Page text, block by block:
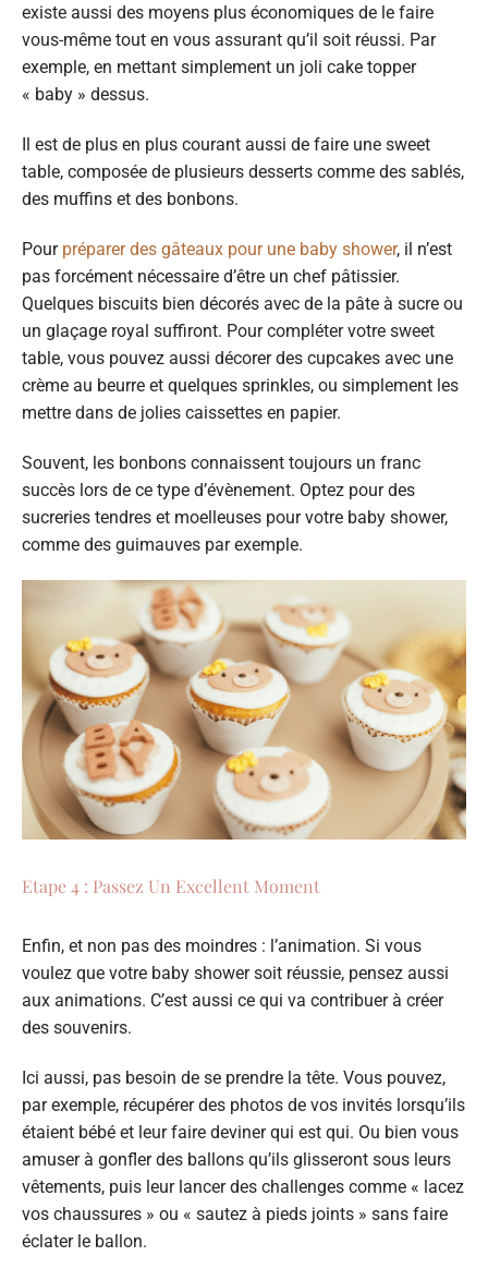
existe aussi des moyens plus économiques de le faire
vous-même tout en vous assurant qu’il soit réussi. Par
exemple, en mettant simplement un joli cake topper
« baby » dessus.
Il est de plus en plus courant aussi de faire une sweet
table, composée de plusieurs desserts comme des sablés,
des muffins et des bonbons.
Pour préparer des gâteaux pour une baby shower, il n’est
pas forcément nécessaire d’être un chef pâtissier.
Quelques biscuits bien décorés avec de la pâte à sucre ou
un glaçage royal suffiront. Pour compléter votre sweet
table, vous pouvez aussi décorer des cupcakes avec une
crème au beurre et quelques sprinkles, ou simplement les
mettre dans de jolies caissettes en papier.
Souvent, les bonbons connaissent toujours un franc
succès lors de ce type d’évènement. Optez pour des
sucreries tendres et moelleuses pour votre baby shower,
comme des guimauves par exemple.
Etape 4 : Passez Un Excellent Moment
Enfin, et non pas des moindres : l’animation. Si vous
voulez que votre baby shower soit réussie, pensez aussi
aux animations. C’est aussi ce qui va contribuer à créer
des souvenirs.
Ici aussi, pas besoin de se prendre la tête. Vous pouvez,
par exemple, récupérer des photos de vos invités lorsqu’ils
étaient bébé et leur faire deviner qui est qui. Ou bien vous
amuser à gonfler des ballons qu’ils glisseront sous leurs
vêtements, puis leur lancer des challenges comme « lacez
vos chaussures » ou « sautez à pieds joints » sans faire
éclater le ballon.